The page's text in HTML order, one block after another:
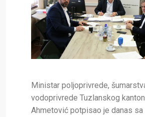
Ministar poljoprivrede,
vodoprivrede Tuzlanskog
Ahmetović potpisao je danas sa